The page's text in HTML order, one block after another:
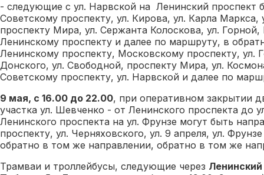
- следующие с ул. Нарвской на Ленинский проспект
Советскому проспекту, ул. Кирова, ул. Карла Маркса,
проспекту Мира, ул. Сержанта Колоскова, ул.
Ленинскому проспекту и далее по маршруту, в
Ленинскому проспекту, Московскому проспекту, ул.
Донского, ул. Свободной, проспекту Мира, ул.
Советскому проспекту, ул. Нарвской и далее по
9 мая, с 16.00 до 22.00, при оперативном закрытии
участка ул. Шевченко - от Ленинского проспекта до
Ленинского проспекта на ул. Фрунзе могут быть
проспекту, ул. Черняховского, ул. 9 апреля, ул.
обратно в том же направлении, обратно в том же
Трамваи и троллейбусы, следующие через